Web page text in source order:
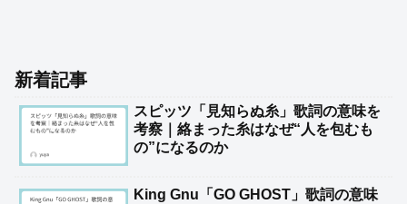
新着記事
スピッツ「見知らぬ糸」歌詞の意味を
考察｜絡まった糸はなぜ“人を包むも
の”になるのか
King Gnu「GO GHOST」歌詞の意味